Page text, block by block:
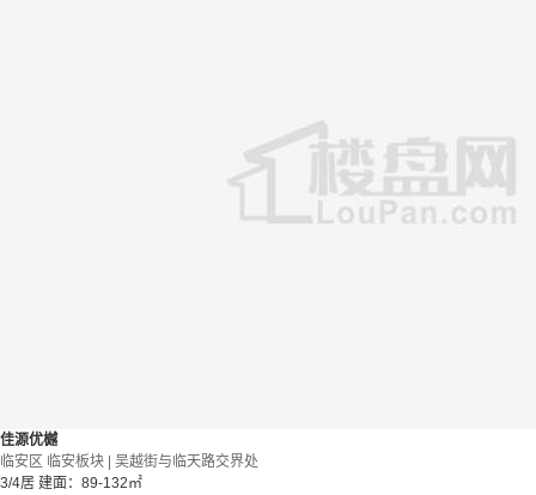
佳源优樾
临安区 临安板块 | 吴越街与临天路交界处
3/4居 建面：89-132㎡